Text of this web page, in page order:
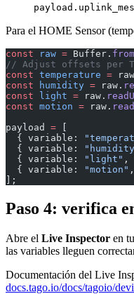
Para el HOME Sensor
const raw = Buffer. from
// Adjust offsets per
const temperature =
const humidity = raw.
const light = raw.
const motion = raw.
payload =
  { variable:
  { variable:
  { variable:
"light" ,
  { variable:
"motion"
];
Paso 4: verifica
Abre el Live Inspector en
las variables lleguen
Documentación del Live
docs.tago.io/docs/tagoio/